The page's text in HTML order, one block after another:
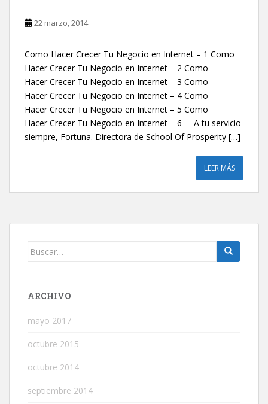
22 marzo, 2014
Como Hacer Crecer Tu Negocio en Internet – 1 Como
Hacer Crecer Tu Negocio en Internet – 2 Como
Hacer Crecer Tu Negocio en Internet – 3 Como
Hacer Crecer Tu Negocio en Internet – 4 Como
Hacer Crecer Tu Negocio en Internet – 5 Como
Hacer Crecer Tu Negocio en Internet – 6 A tu servicio
siempre, Fortuna. Directora de School Of Prosperity […]
LEER MÁS
Buscar:
ARCHIVO
mayo 2017
octubre 2015
octubre 2014
septiembre 2014